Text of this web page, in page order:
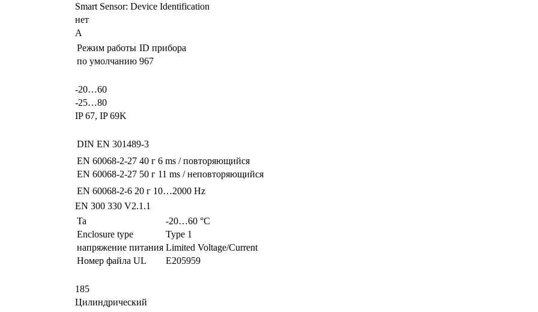
Smart Sensor: Device Identification
нет
A
Режим работы ID прибора
по умолчанию 967
-20…60
-25…80
IP 67, IP 69K
DIN EN 301489-3
EN 60068-2-27 40 г 6 ms / повторяющийся
EN 60068-2-27 50 г 11 ms / неповторяющийся
EN 60068-2-6 20 г 10…2000 Hz
EN 300 330 V2.1.1
Ta
-20…60 °C
Enclosure type
Type 1
напряжение питания Limited Voltage/Current
Номер файла UL
E205959
185
Цилиндрический